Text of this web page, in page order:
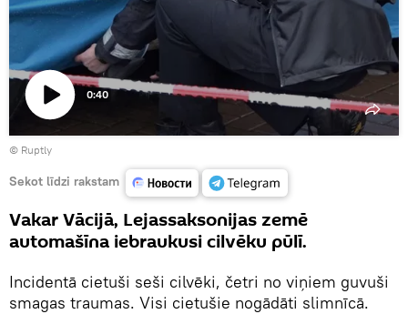
Atskaņot
video
0:40
© Ruptly
Sekot līdzi rakstam
Vakar Vācijā, Lejassaksonijas zemē
automašīna iebraukusi cilvēku pūlī.
Incidentā cietuši seši cilvēki, četri no viņiem guvuši
smagas traumas. Visi cietušie nogādāti slimnīcā.